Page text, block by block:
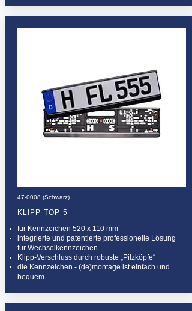
47-0008 (Schwarz)
KLIPP TOP 5
für Kennzeichen 520 x 110 mm
integrierte und patentierte professionelle Lösung
für Wechselkennzeichen
Klipp-Verschluss durch robuste „Pilzköpfe“
die Kennzeichen - (de)montage ist einfach und
bequem